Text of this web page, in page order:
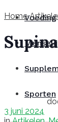
Voeding
Sporten
Home
3 juni 2024